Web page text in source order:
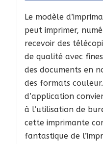
Le modèle
peut imprimer,
recevoir des
de qualité avec
des documents en
des formats
d’application
à l’utilisation de
cette imprimante
fantastique de